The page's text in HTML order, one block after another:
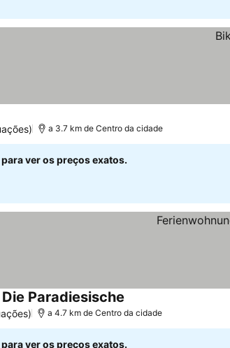
a 3.7 km de Centro da cidade
ver os preços exatos.
Paradiesische
a 4.7 km de Centro da cidade
ver os preços exatos.